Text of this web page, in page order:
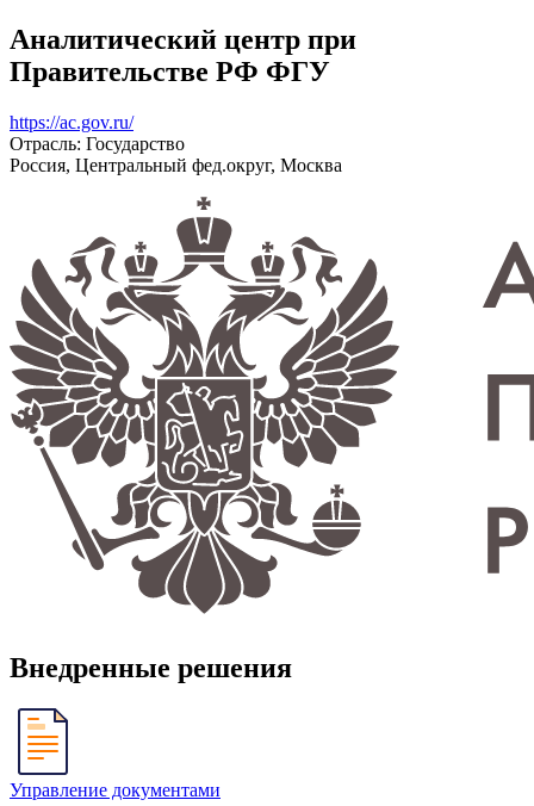
Аналитический центр при
Правительстве РФ ФГУ
https://ac.gov.ru/
Отрасль: Государство
Россия, Центральный фед.округ, Москва
Внедренные решения
Управление документами